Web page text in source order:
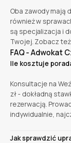
Oba zawody mają
również w
są specjalizacja i
Twojej. Zobacz
FAQ - Adwokat
Ile kosztuje
Konsultacje na
zł - dokładną
rezerwacją.
indywidualnie,
Jak sprawdzić